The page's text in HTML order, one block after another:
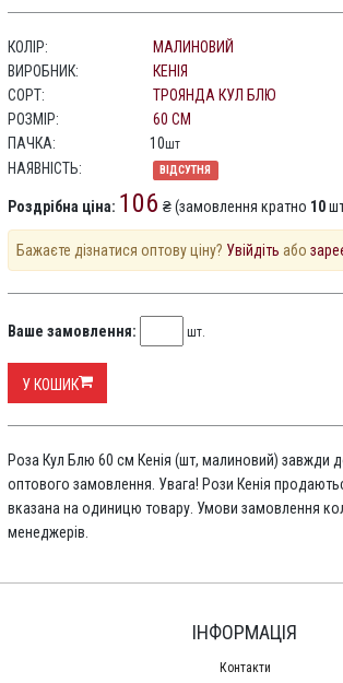
КОЛІР:
МАЛИНОВИЙ
ВИРОБНИК:
КЕНІЯ
СОРТ:
ТРОЯНДА КУЛ БЛЮ
РОЗМІР:
60 СМ
ПАЧКА:
10шт
НАЯВНІСТЬ: ВІДСУТНЯ
Роздрібна ціна: 106 ₴ (замовлення кратно 10
Бажаєте дізнатися оптову ціну? Увійдіть або
Ваше замовлення: шт.
У КОШИК
Роза Кул Блю 60 см Кенія (шт, малиновий) завжди
оптового замовлення. Увага! Рози Кенія
вказана на одиницю товару. Умови замовлення
менеджерів.
ІНФОРМАЦІЯ
Контакти